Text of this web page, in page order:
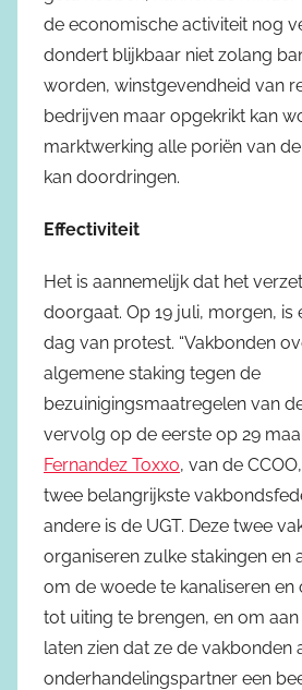
de economische activiteit nog
dondert blijkbaar niet zolang
worden, winstgevendheid van
bedrijven maar opgekrikt kan
marktwerking alle poriën van
kan doordringen.
Effectiviteit
Het is aannemelijk dat het
doorgaat. Op 19 juli, morgen, is
dag van protest. “Vakbonden
algemene staking tegen de
bezuinigingsmaatregelen van
vervolg op de eerste op 29
Fernandez Toxxo, van de
twee belangrijkste
andere is de UGT. Deze twee
organiseren zulke stakingen en
om de woede te kanaliseren en
tot uiting te brengen, en om
laten zien dat ze de vakbonden
onderhandelingspartner een